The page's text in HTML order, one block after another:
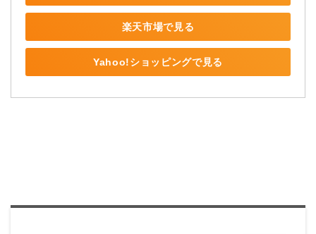
楽天市場で見る
Yahoo!ショッピングで見る